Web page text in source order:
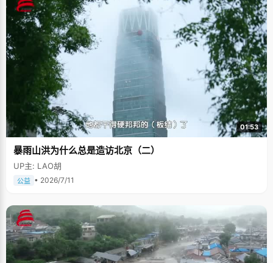
01:53
暴雨山洪为什么总是造访北京（二）
UP主: LAO胡
公益 • 2026/7/11